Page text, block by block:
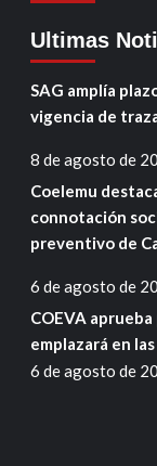
Ultimas
SAG amplía
vigencia de
8 de agosto de
Coelemu
connotación
preventivo de
6 de agosto de
COEVA
emplazará en
6 de agosto de